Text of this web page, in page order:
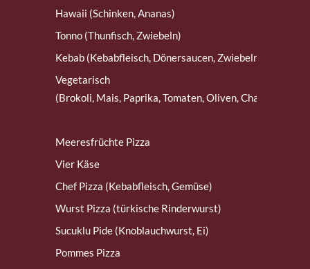
Hawaii (Schinken, Ananas)
Tonno (Thunfisch, Zwiebeln)
Kebab (Kebabfleisch, Dönersaucen, Zwiebeln)
Vegetarisch
(Brokoli, Mais, Paprika, Tomaten, Oliven, Champions,
Meeresfrüchte Pizza
Vier Käse
Chef Pizza (Kebabfleisch, Gemüse)
Wurst Pizza (türkische Rinderwurst)
Sucuklu Pide (Knoblauchwurst, Ei)
Pommes Pizza